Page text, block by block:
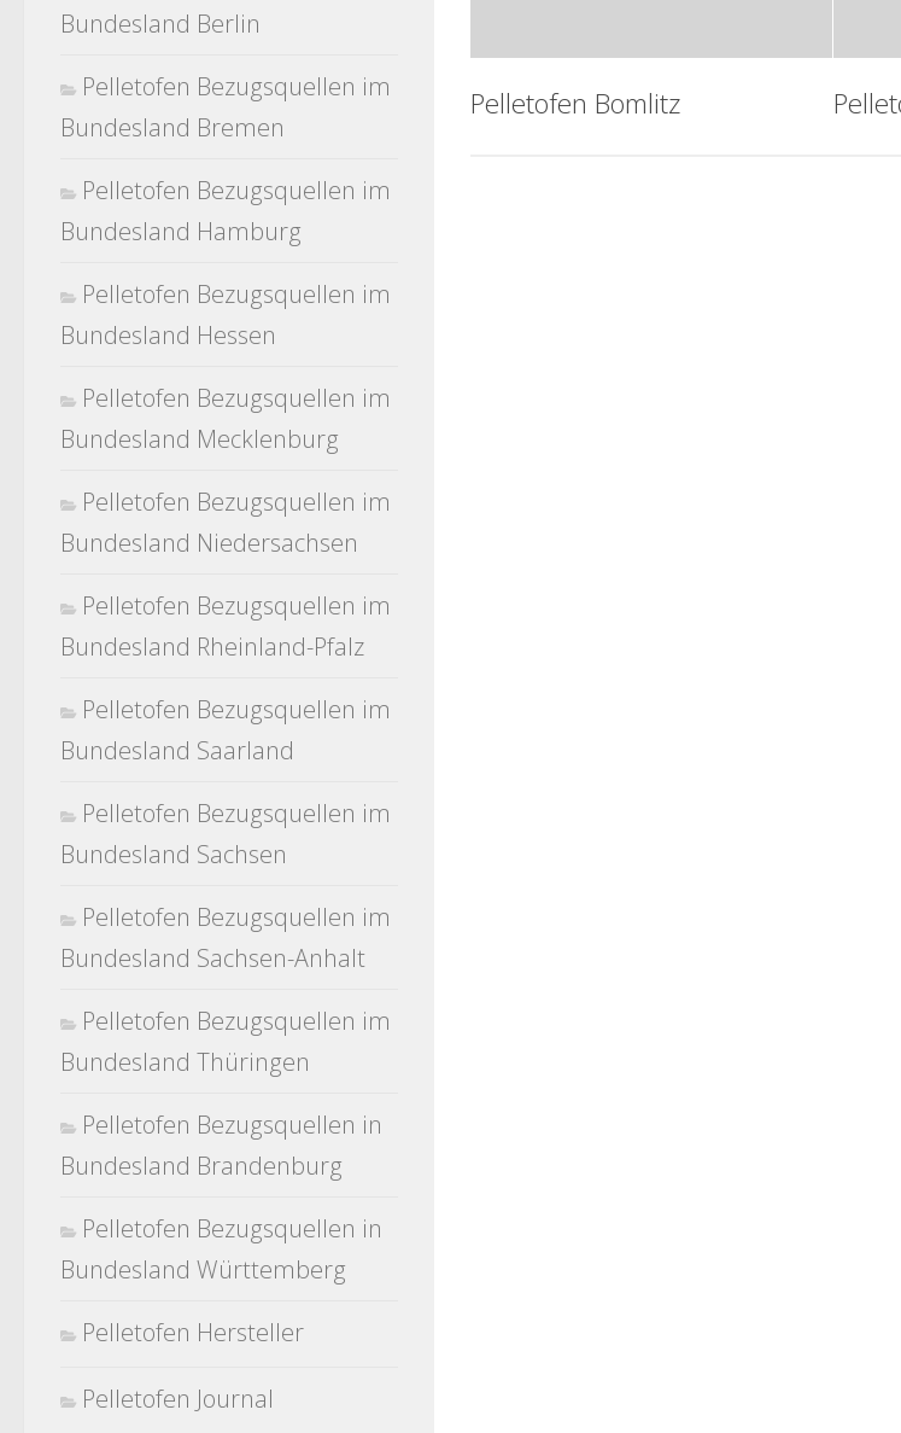
Pelletofen Bomlitz
Bundesland Berlin
Pelletofen Bezugsquellen im
Bundesland Bremen
Pelletofen Bezugsquellen im
Bundesland Hamburg
Pelletofen Bezugsquellen im
Bundesland Hessen
Pelletofen Bezugsquellen im
Bundesland Mecklenburg
Pelletofen Bezugsquellen im
Bundesland Niedersachsen
Pelletofen Bezugsquellen im
Bundesland Rheinland-Pfalz
Pelletofen Bezugsquellen im
Bundesland Saarland
Pelletofen Bezugsquellen im
Bundesland Sachsen
Pelletofen Bezugsquellen im
Bundesland Sachsen-Anhalt
Pelletofen Bezugsquellen im
Bundesland Thüringen
Pelletofen Bezugsquellen in
Bundesland Brandenburg
Pelletofen Bezugsquellen in
Bundesland Württemberg
Pelletofen Hersteller
Pelletofen Journal